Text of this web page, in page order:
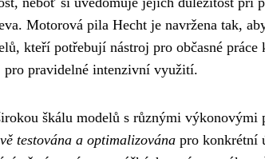
Motorová pila Hecht je navržena tak,
kteří potřebují nástroj pro občasné práce
pravidelné intenzivní využití.
škálu modelů s různými výkonovými
testována a optimalizována pro konkrétní